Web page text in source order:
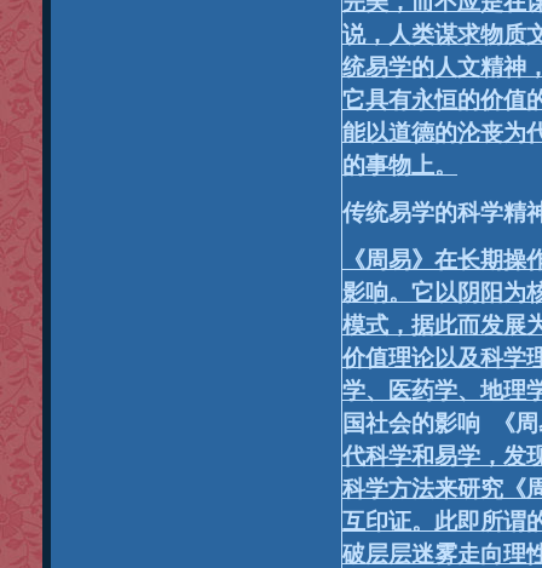
说，人类谋求物质
统易学的人文精神
它具有永恒的价值
能以道德的沦丧为
的事物上。
传统易学的科学精
《周易》在长期
影响。它以阴阳为
模式，据此而发展
价值理论以及科学
学、医药学、地理
国社会的影响 《
代科学和易学，发
科学方法来研究《
互印证。此即所谓
破层层迷雾走向理